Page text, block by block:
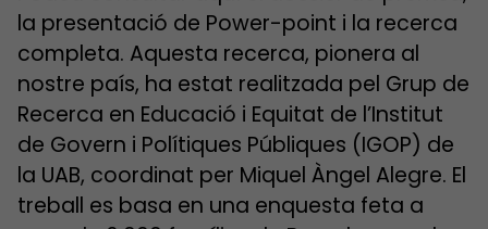
la presentació de Power-point i la recerca
completa. Aquesta recerca, pionera al
nostre país, ha estat realitzada pel Grup de
Recerca en Educació i Equitat de l’Institut
de Govern i Polítiques Públiques (IGOP) de
la UAB, coordinat per Miquel Àngel Alegre. El
treball es basa en una enquesta feta a